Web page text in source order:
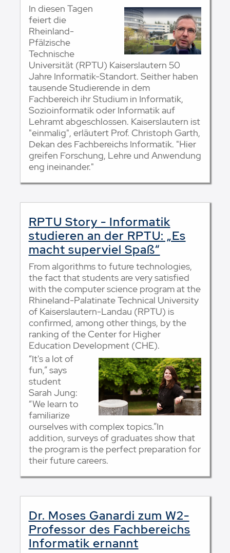
In diesen Tagen
feiert die
Rheinland-
Pfälzische
Technische
Universität (RPTU) Kaiserslautern 50
Jahre Informatik-Standort. Seither haben
tausende Studierende in dem
Fachbereich ihr Studium in Informatik,
Sozioinformatik oder Informatik auf
Lehramt abgeschlossen. Kaiserslautern ist
"einmalig", erläutert Prof. Christoph Garth,
Dekan des Fachbereichs Informatik. "Hier
greifen Forschung, Lehre und Anwendung
eng ineinander."
RPTU Story - Informatik
studieren an der RPTU: „Es
macht superviel Spaß“
From algorithms to future technologies,
the fact that students are very satisfied
with the computer science program at the
Rhineland-Palatinate Technical University
of Kaiserslautern-Landau (RPTU) is
confirmed, among other things, by the
ranking of the Center for Higher
Education Development (CHE).
“It's a lot of
fun,” says
student
Sarah Jung:
“We learn to
familiarize
ourselves with complex topics.”In
addition, surveys of graduates show that
the program is the perfect preparation for
their future careers.
Dr. Moses Ganardi zum W2-
Professor des Fachbereichs
Informatik ernannt